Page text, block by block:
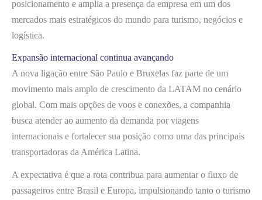
posicionamento e amplia a presença da empresa em um dos
mercados mais estratégicos do mundo para turismo, negócios e
logística.
Expansão internacional continua avançando
A nova ligação entre São Paulo e Bruxelas faz parte de um
movimento mais amplo de crescimento da LATAM no cenário
global. Com mais opções de voos e conexões, a companhia
busca atender ao aumento da demanda por viagens
internacionais e fortalecer sua posição como uma das principais
transportadoras da América Latina.
A expectativa é que a rota contribua para aumentar o fluxo de
passageiros entre Brasil e Europa, impulsionando tanto o turismo